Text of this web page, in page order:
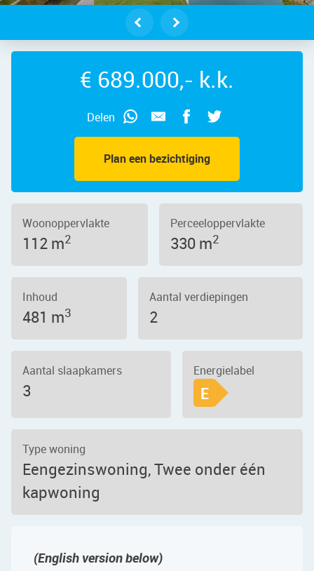
Plan een bezichtiging
Delen
€ 689.000,- k.k.
Woonoppervlakte
112 m2
Perceeloppervlakte
330 m2
Inhoud
481 m3
Aantal verdiepingen
2
Aantal slaapkamers
3
Energielabel
E
Type woning
Eengezinswoning, Twee onder één
kapwoning
(English version below)